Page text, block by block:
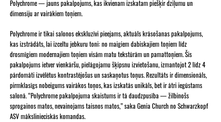
Polychrome — jauns pakalpojums, kas ikvienam izskatam piešķir dziļumu un
dimensiju ar vairākiem toņiem.
Polychrome ir tikai salonos ekskluzīvi pieejams, aktuāls krāsošanas pakalpojums,
kas izstrādāts, lai izceltu jebkuru toni: no maigiem dabiskajiem toņiem līdz
drosmīgiem modernajiem toņiem visām matu tekstūrām un pamattoņiem. Šis
pakalpojums ietver vienkāršu, pielāgojamu šķipsnu izvietošanu, izmantojot 2 līdz 4
pārdomāti izvēlētus kontrastējošus un saskaņotus toņus. Rezultāts ir dimensionāls,
pirmklasīgs nobeigums vairākos toņos, kas izskatās unikāls, bet ir ātri iegūstams
salonā. “Polychrome pakalpojuma skaistums ir tā daudzpusība — žilbinošs
sprogainos matos, nevainojams taisnos matos,” saka Genia Church no Schwarzkopf
ASV mākslinieciskās komandas.